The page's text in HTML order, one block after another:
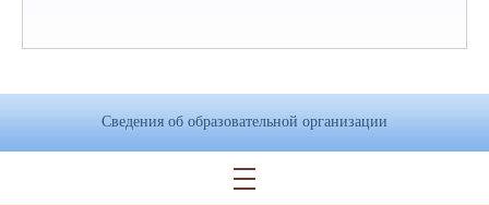
Сведения об образовательной организации